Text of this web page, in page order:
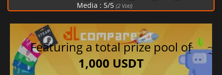
Media : 5/5 (2Voti)
Featuring a total prize pool of
1,000 USDT